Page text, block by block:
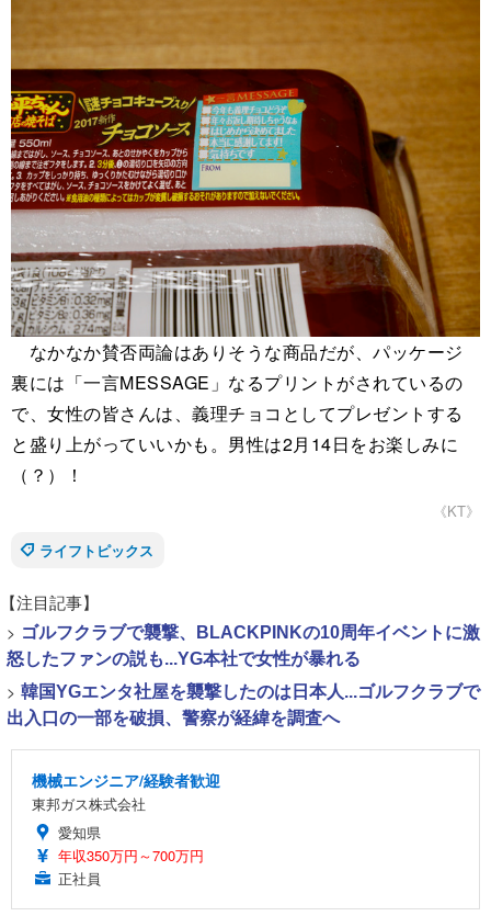
なかなか賛否両論はありそうな商品だが、パッケージ
裏には「一言MESSAGE」なるプリントがされているの
で、女性の皆さんは、義理チョコとしてプレゼントする
と盛り上がっていいかも。男性は2月14日をお楽しみに
（？）！
《KT》
ライフトピックス
【注目記事】
> ゴルフクラブで襲撃、BLACKPINKの10周年イベントに激
怒したファンの説も...YG本社で女性が暴れる
> 韓国YGエンタ社屋を襲撃したのは日本人...ゴルフクラブで
出入口の一部を破損、警察が経緯を調査へ
機械エンジニア/経験者歓迎
東邦ガス株式会社
愛知県
年収350万円～700万円
正社員